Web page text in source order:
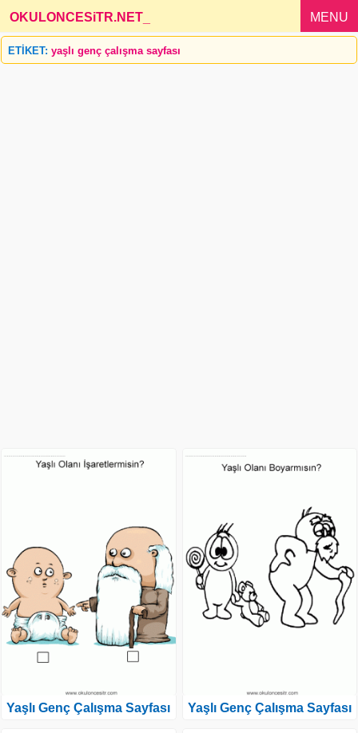
OKULONCESiTR.NET MENU
ETİKET: yaşlı genç çalışma sayfası
Yaşlı Genç Çalışma Sayfası Yaşlı Genç Çalışma Sayfası